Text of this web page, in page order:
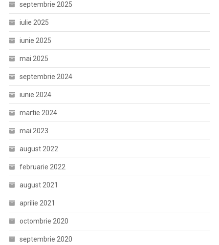
septembrie 2025
iulie 2025
iunie 2025
mai 2025
septembrie 2024
iunie 2024
martie 2024
mai 2023
august 2022
februarie 2022
august 2021
aprilie 2021
octombrie 2020
septembrie 2020